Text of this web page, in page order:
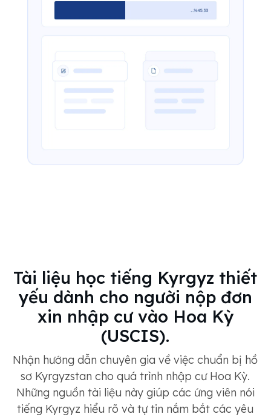
Tài liệu học tiếng Kyrgyz thiết
yếu dành cho người nộp đơn
xin nhập cư vào Hoa Kỳ
(USCIS).
Nhận hướng dẫn chuyên gia về việc chuẩn bị hồ
sơ Kyrgyzstan cho quá trình nhập cư Hoa Kỳ.
Những nguồn tài liệu này giúp các ứng viên nói
tiếng Kyrgyz hiểu rõ và tự tin nắm bắt các yêu